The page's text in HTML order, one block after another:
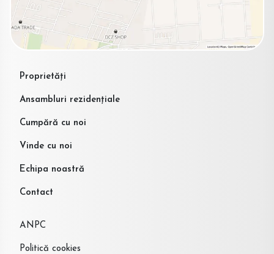
Proprietăți
Ansambluri rezidențiale
Cumpără cu noi
Vinde cu noi
Echipa noastră
Contact
ANPC
Politică cookies